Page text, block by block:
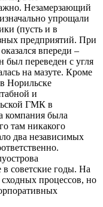
Незамерзающий
упрощали
(пусть и в
предприятий. При
впереди –
был переведен с угля
на мазуте. Кроме
Норильске
и
ГМК в
компания была
там никакого
два независимых
советские годы. На
процессов, но